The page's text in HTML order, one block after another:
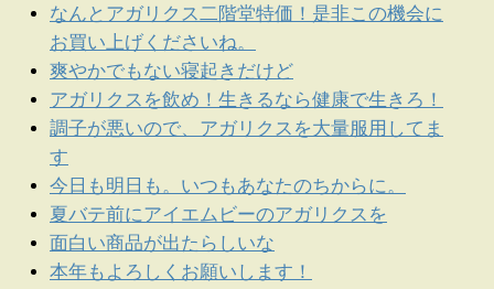
なんとアガリクス二階堂特価！是非この機会に
お買い上げくださいね。
爽やかでもない寝起きだけど
アガリクスを飲め！生きるなら健康で生きろ！
調子が悪いので、アガリクスを大量服用してま
す
今日も明日も。いつもあなたのちからに。
夏バテ前にアイエムビーのアガリクスを
面白い商品が出たらしいな
本年もよろしくお願いします！